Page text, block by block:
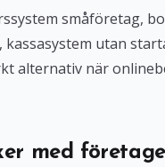
småföretag,
utan
alternativ när
med